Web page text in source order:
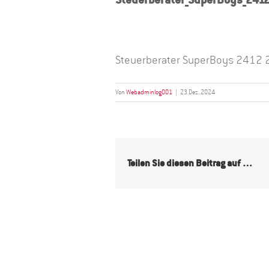
Steuerberater SuperBoys 2412
Von Webadminlog001 23.Dez..2024
Teilen Sie diesen Beitrag auf …